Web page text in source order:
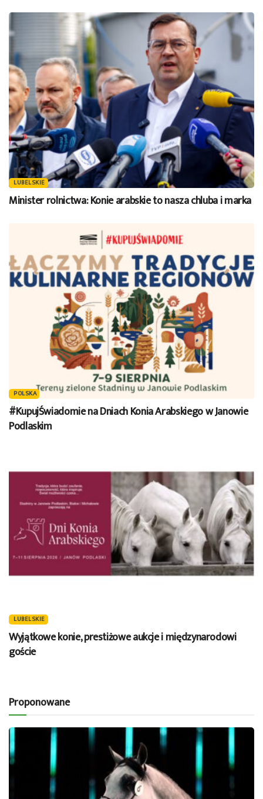
LUBELSKIE
Minister rolnictwa: Konie arabskie to nasza chluba i marka
POLSKA
#KupujŚwiadomie na Dniach Konia Arabskiego w Janowie
Podlaskim
LUBELSKIE
Wyjątkowe konie, prestiżowe aukcje i międzynarodowi
goście
Proponowane